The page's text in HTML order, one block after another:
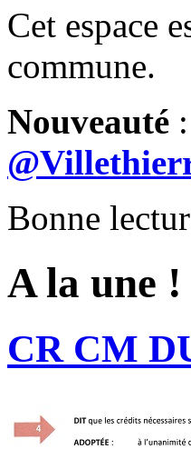
Cet espace
commune.
Nouveauté
Bonne
A la une !
CR CM